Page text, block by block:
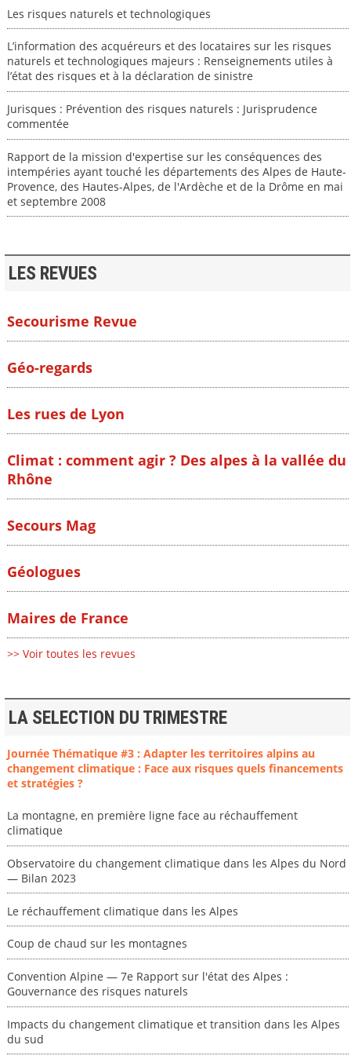
Les risques naturels et technologiques
L’information des acquéreurs et des locataires sur les risques
naturels et technologiques majeurs : Renseignements utiles à
l’état des risques et à la déclaration de sinistre
Jurisques : Prévention des risques naturels : Jurisprudence
commentée
Rapport de la mission d'expertise sur les conséquences des
intempéries ayant touché les départements des Alpes de Haute-
Provence, des Hautes-Alpes, de l'Ardèche et de la Drôme en mai
et septembre 2008
LES REVUES
Secourisme Revue
Géo-regards
Les rues de Lyon
Climat : comment agir ? Des alpes à la vallée du
Rhône
Secours Mag
Géologues
Maires de France
>> Voir toutes les revues
LA SELECTION DU TRIMESTRE
Journée Thématique #3 : Adapter les territoires alpins au
changement climatique : Face aux risques quels financements
et stratégies ?
La montagne, en première ligne face au réchauffement
climatique
Observatoire du changement climatique dans les Alpes du Nord
— Bilan 2023
Le réchauffement climatique dans les Alpes
Coup de chaud sur les montagnes
Convention Alpine — 7e Rapport sur l'état des Alpes :
Gouvernance des risques naturels
Impacts du changement climatique et transition dans les Alpes
du sud